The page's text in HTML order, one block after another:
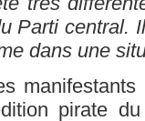
Parti central.
dans une
pirate